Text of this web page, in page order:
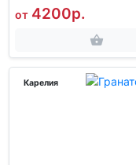
от 4200р.
Карелия